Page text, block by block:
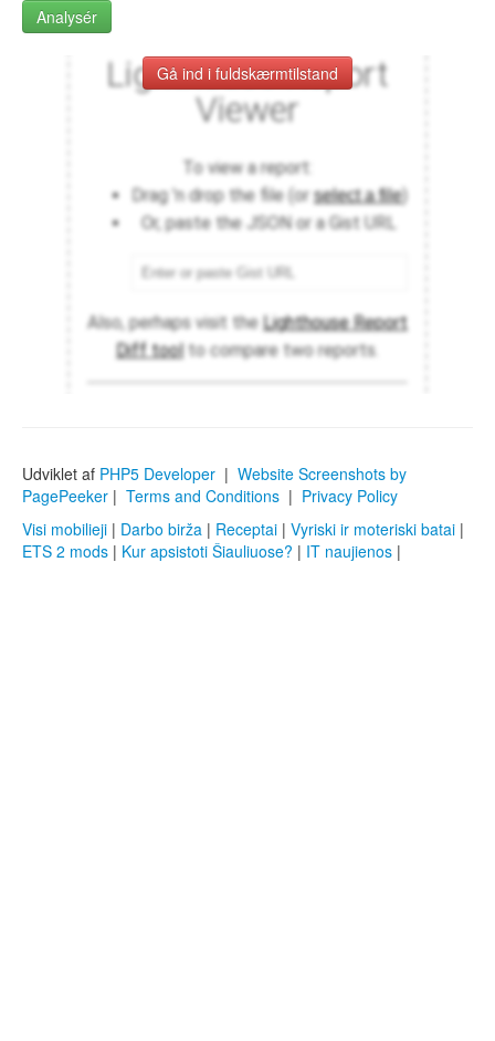
Analysér
Gå ind i fuldskærmtilstand
Udviklet af PHP5 Developer | Website Screenshots by
PagePeeker | Terms and Conditions | Privacy Policy
Visi mobilieji | Darbo birža | Receptai | Vyriski ir moteriski batai |
ETS 2 mods | Kur apsistoti Šiauliuose? | IT naujienos |